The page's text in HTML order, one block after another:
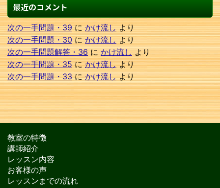
最近のコメント
次の一手問題・39にかけ流しより
次の一手問題・30にかけ流しより
次の一手問題解答・36 に かけ流し より
次の一手問題・35にかけ流しより
次の一手問題・33にかけ流しより
教室の特徴
講師紹介
レッスン内容
お客様の声
レッスンまでの流れ